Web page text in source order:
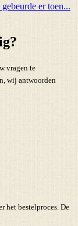
gebeurde er toen...
vragen te
wij antwoorden
het bestelproces. De